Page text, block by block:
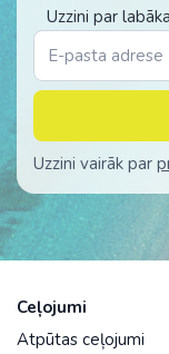
Uzzini par
Uzzini vairāk par
Ceļojumi
Atpūtas ceļojumi